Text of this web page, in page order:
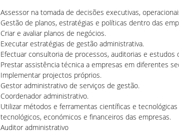
Assessor na tomada de decisões executivas,
Gestão de planos, estratégias e políticas dentro das
Criar e avaliar planos de negócios.
Executar estratégias de gestão administrativa.
Efectuar consultoria de processos, auditorias e estudos
Prestar assistência técnica a empresas em diferentes
Implementar projectos próprios.
Gestor administrativo de serviços de gestão.
Coordenador administrativo.
Utilizar métodos e ferramentas científicas e
tecnológicos, económicos e financeiros das empresas.
Auditor administrativo